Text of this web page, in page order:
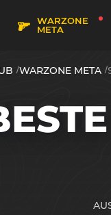
WARZONE
META
WARZONE META